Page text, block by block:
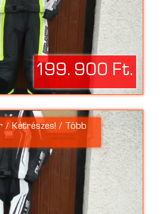
199. 900 Ft.
/ Kétrészes! / Több